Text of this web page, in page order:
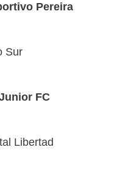
Pereira
Sur
FC
Libertad